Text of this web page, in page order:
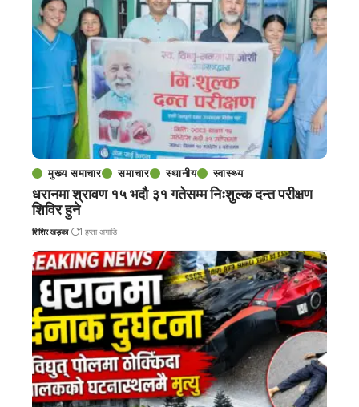
मुख्य समाचार समाचार स्थानीय स्वास्थ्य
धरानमा श्रावण १५ भदौ ३१ गतेसम्म निःशुल्क दन्त परीक्षण
शिविर हुने
शिशिर खड्का 1 हप्ता अगाडि